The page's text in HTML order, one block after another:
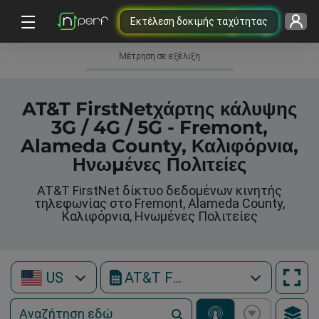
Εκτέλεση δοκιμής ταχύτητας
Μέτρηση σε εξέλιξη
AT&T FirstNetχάρτης κάλυψης
3G / 4G / 5G - Fremont,
Alameda County, Καλιφόρνια,
Ηνωμένες Πολιτείες
AT&T FirstNet δίκτυο δεδομένων κινητής
τηλεφωνίας στο Fremont, Alameda County,
Καλιφόρνια, Ηνωμένες Πολιτείες
US AT&T FirstNet